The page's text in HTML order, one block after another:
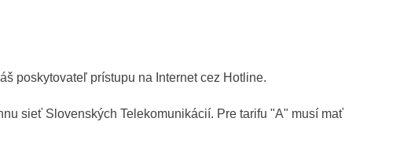
poskytovateľ prístupu na Internet cez Hotline.
sieť Slovenských Telekomunikácií. Pre tarifu "A" musí mať